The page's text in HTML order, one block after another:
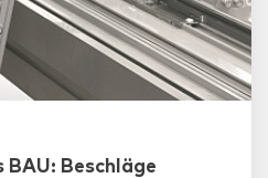
BAU: Beschläge